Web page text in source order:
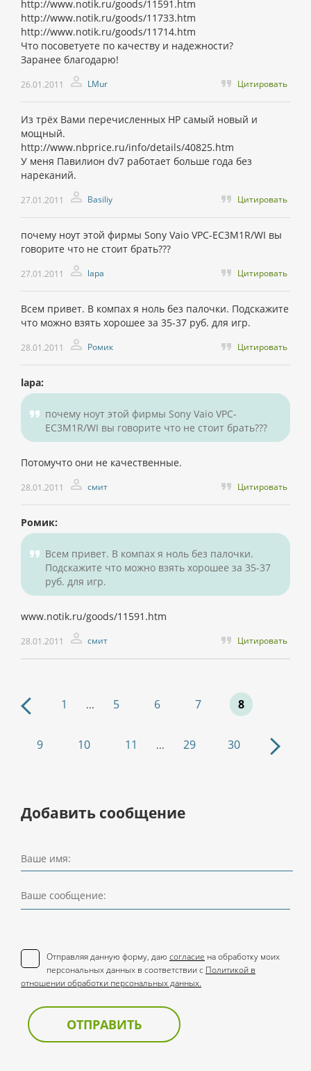
http://www.notik.ru/goods/11591.htm
http://www.notik.ru/goods/11733.htm
http://www.notik.ru/goods/11714.htm
Что посоветуете по качеству и надежности?
Заранее благодарю!
26.01.2011 LMur Цитировать
Из трёх Вами перечисленных HP самый новый и
мощный.
http://www.nbprice.ru/info/details/40825.htm
У меня Павилион dv7 работает больше года без
нареканий.
27.01.2011 Basiliy Цитировать
почему ноут этой фирмы Sony Vaio VPC-EC3M1R/WI вы
говорите что не стоит брать???
27.01.2011 lapa Цитировать
Всем привет. В компах я ноль без палочки. Подскажите
что можно взять хорошее за 35-37 руб. для игр.
28.01.2011 Ромик Цитировать
lapa:
почему ноут этой фирмы Sony Vaio VPC-
EC3M1R/WI вы говорите что не стоит брать???
Потомучто они не качественные.
28.01.2011 смит Цитировать
Ромик:
Всем привет. В компах я ноль без палочки.
Подскажите что можно взять хорошее за 35-37
руб. для игр.
www.notik.ru/goods/11591.htm
28.01.2011 смит Цитировать
1 ... 5 6 7 8
9 10 11 ... 29 30
Добавить сообщение
Ваше имя:
Ваше сообщение:
Отправляя данную форму, даю согласие на обработку моих
персональных данных в соответствии с Политикой в
отношении обработки персональных данных.
ОТПРАВИТЬ